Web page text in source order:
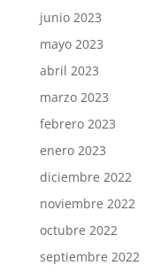
junio 2023
mayo 2023
abril 2023
marzo 2023
febrero 2023
enero 2023
diciembre 2022
noviembre 2022
octubre 2022
septiembre 2022